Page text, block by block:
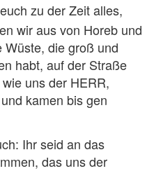
zu der Zeit alles,
wir aus von Horeb und
die groß und
habt, auf der Straße
uns der HERR,
kamen bis gen
Ihr seid an das
das uns der